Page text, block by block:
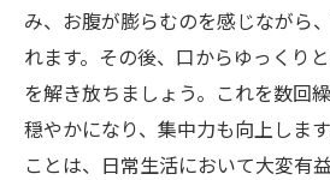
み、お腹が膨らむのを感じながら
れます。その後、口からゆっくり
を解き放ちましょう。これを数回
穏やかになり、集中力も向上しま
ことは、日常生活において大変有